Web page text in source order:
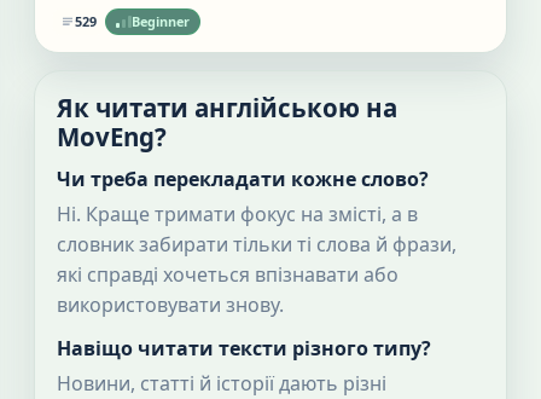
529
Beginner
Як читати англійською на
MovEng?
Чи треба перекладати кожне слово?
Ні. Краще тримати фокус на змісті, а в
словник забирати тільки ті слова й фрази,
які справді хочеться впізнавати або
використовувати знову.
Навіщо читати тексти різного типу?
Новини, статті й історії дають різні